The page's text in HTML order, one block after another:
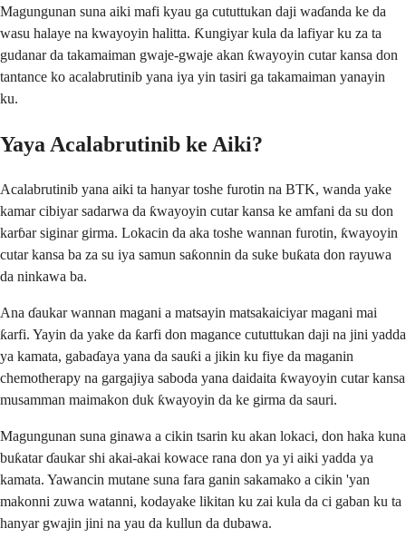
Magungunan suna aiki mafi kyau ga cututtukan daji waɗanda ke da
wasu halaye na kwayoyin halitta. Ƙungiyar kula da lafiyar ku za ta
gudanar da takamaiman gwaje-gwaje akan ƙwayoyin cutar kansa don
tantance ko acalabrutinib yana iya yin tasiri ga takamaiman yanayin
ku.
Yaya Acalabrutinib ke Aiki?
Acalabrutinib yana aiki ta hanyar toshe furotin na BTK, wanda yake
kamar cibiyar sadarwa da ƙwayoyin cutar kansa ke amfani da su don
karɓar siginar girma. Lokacin da aka toshe wannan furotin, ƙwayoyin
cutar kansa ba za su iya samun saƙonnin da suke buƙata don rayuwa
da ninkawa ba.
Ana ɗaukar wannan magani a matsayin matsakaiciyar magani mai
ƙarfi. Yayin da yake da ƙarfi don magance cututtukan daji na jini yadda
ya kamata, gabaɗaya yana da sauƙi a jikin ku fiye da maganin
chemotherapy na gargajiya saboda yana daidaita ƙwayoyin cutar kansa
musamman maimakon duk ƙwayoyin da ke girma da sauri.
Magungunan suna ginawa a cikin tsarin ku akan lokaci, don haka kuna
buƙatar ɗaukar shi akai-akai kowace rana don ya yi aiki yadda ya
kamata. Yawancin mutane suna fara ganin sakamako a cikin 'yan
makonni zuwa watanni, kodayake likitan ku zai kula da ci gaban ku ta
hanyar gwajin jini na yau da kullun da dubawa.